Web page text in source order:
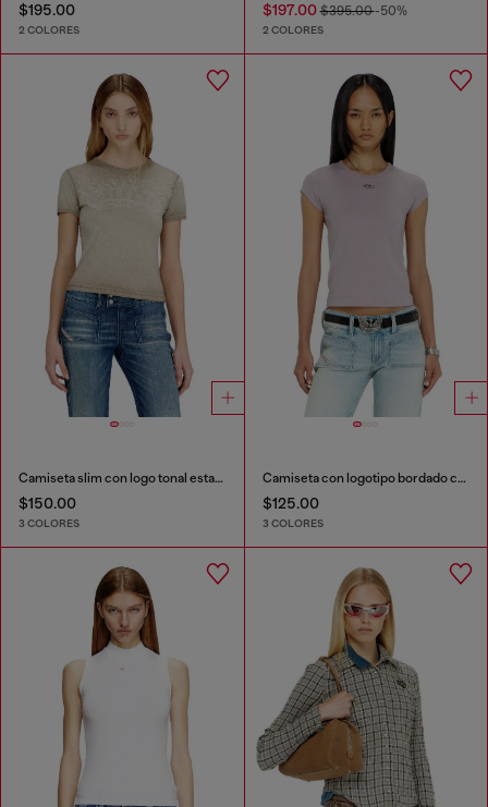
$195.00
2 COLORES
$197.00$395.00-50%
2 COLORES
Camiseta slim con logo tonal estampado
$150.00
3 COLORES
Camiseta con logotipo bordado con abertura
$125.00
3 COLORES